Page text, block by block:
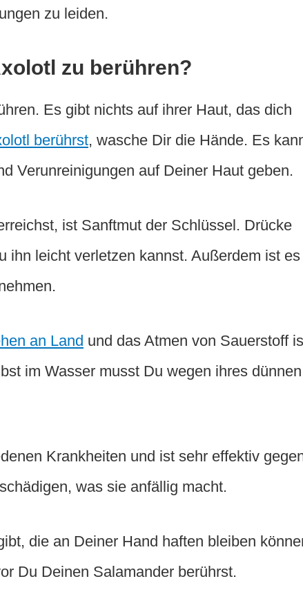
zu leiden.
zu berühren?
Es gibt nichts auf ihrer Haut, das dich
berührst, wasche Dir die Hände. Es
Verunreinigungen auf Deiner Haut geben.
ist Sanftmut der Schlüssel. Drücke
ihn leicht verletzen kannst. Außerdem ist es
an Land und das Atmen von Sauerstoff
im Wasser musst Du wegen ihres dünnen
Krankheiten und ist sehr effektiv
was sie anfällig macht.
die an Deiner Hand haften bleiben
Du Deinen Salamander berührst.